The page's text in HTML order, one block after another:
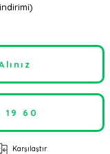
19 60
Karşılaştır